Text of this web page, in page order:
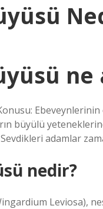
ne
büyülü
adamlar
nedir?
Leviosa),